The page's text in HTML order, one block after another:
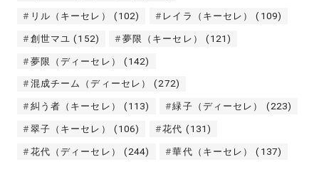
リル（キーセレ） (102) レイラ（キーセレ） (109)
創世マユ (152) 夢限（キーセレ） (121)
夢限（ディーセレ） (142)
混成チーム（ディーセレ） (272)
糾う者（キーセレ） (113) 緑子（ディーセレ） (223)
翠子（キーセレ） (106) 花代 (131)
花代（ディーセレ） (244) 華代（キーセレ） (137)